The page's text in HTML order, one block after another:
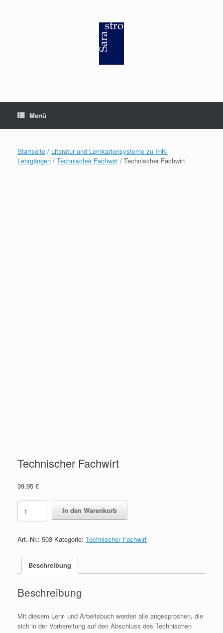
Menü
Startseite / Literatur und Lernkartensysteme zu IHK-
Lehrgängen / Technischer Fachwirt / Technischer Fachwirt
Technischer Fachwirt
39,95 €
Technischer
Fachwirt
quantity
In den Warenkorb
Art.-Nr.: 503 Kategorie: Technischer Fachwirt
Beschreibung
Beschreibung
Mit diesem Lehr- und Arbeitsbuch werden alle angesprochen, die
sich in der Vorbereitung auf den Abschluss des Technischen